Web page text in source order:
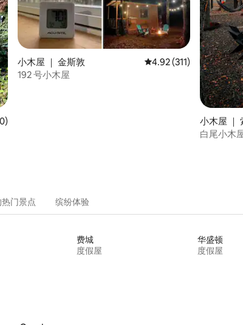
分（满分 5 分），共 120 条评价
小木屋 ｜ 金斯敦 平均评分 4.92 分（满分
4.92 (311)
192 号小木屋
小木屋 ｜
白尾小木
门景点 缤纷体验
费城
度假屋
华盛顿
度假屋